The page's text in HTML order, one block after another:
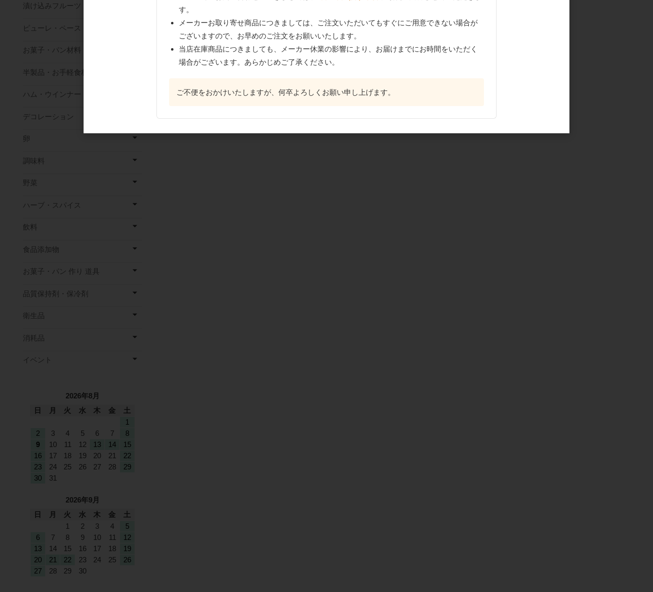
漬け込みフルーツ
ピューレ・ペースト
お菓子・パン材料
半製品・お手軽食材
ハム・ウインナー
デコレーション
卵
調味料
野菜
ハーブ・スパイス
飲料
食品添加物
お菓子・パン 作り 道具
品質保持剤・保冷剤
衛生品
消耗品
イベント
2026年8月
日
月 火 水 木 金
土
1
2
3 4 5 6 7
8
9
10 11 12 13 14
15
16
17 18 19 20 21
22
23
24 25 26 27 28
29
30
31
2026年9月
日
月 火 水 木 金
土
1
2 3 4
5
6
7 8 9 10 11
12
13
14 15 16 17 18
19
20
21 22 23 24 25
26
27
28 29 30
す。
メーカーお取り寄せ商品につきましては、ご注文いただいてもすぐにご用意できない場合が
ございますので、お早めのご注文をお願いいたします。
当店在庫商品につきましても、メーカー休業の影響により、お届けまでにお時間をいただく
場合がございます。あらかじめご了承ください。
ご不便をおかけいたしますが、何卒よろしくお願い申し上げます。